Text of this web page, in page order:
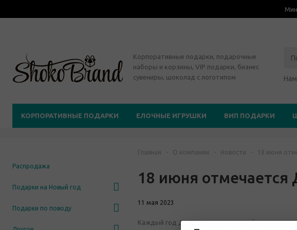
Корпоративные подарки, подарочные
наборы и корзины, VIP подарки, бизнес
сувениры, шоколад с логотипом
КОРПОРАТИВНЫЕ ПОДАРКИ ЕЛОЧНЫЕ ИГРУШКИ ВИП ПОДАРКИ
Распродажа
Подарки на Новый год
Подарки по поводу
Главная - О компании - Новости - 18 июня
18 июня отмечается
11 мая 2023
Каждый год День медицинского работника